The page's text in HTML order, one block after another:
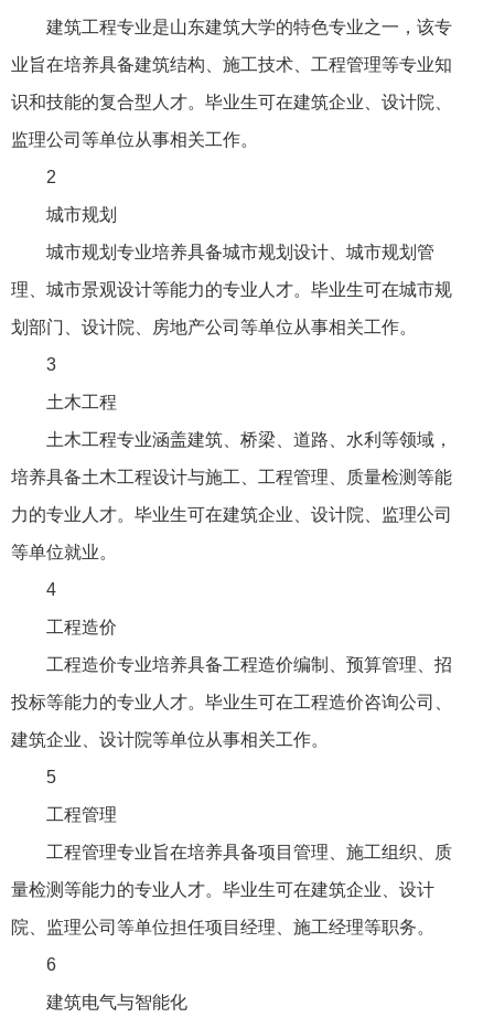
建筑工程专业是山东建筑大学的特色专业之一，该专
业旨在培养具备建筑结构、施工技术、工程管理等专业知
识和技能的复合型人才。毕业生可在建筑企业、设计院、
监理公司等单位从事相关工作。
2
城市规划
城市规划专业培养具备城市规划设计、城市规划管
理、城市景观设计等能力的专业人才。毕业生可在城市规
划部门、设计院、房地产公司等单位从事相关工作。
3
土木工程
土木工程专业涵盖建筑、桥梁、道路、水利等领域，
培养具备土木工程设计与施工、工程管理、质量检测等能
力的专业人才。毕业生可在建筑企业、设计院、监理公司
等单位就业。
4
工程造价
工程造价专业培养具备工程造价编制、预算管理、招
投标等能力的专业人才。毕业生可在工程造价咨询公司、
建筑企业、设计院等单位从事相关工作。
5
工程管理
工程管理专业旨在培养具备项目管理、施工组织、质
量检测等能力的专业人才。毕业生可在建筑企业、设计
院、监理公司等单位担任项目经理、施工经理等职务。
6
建筑电气与智能化